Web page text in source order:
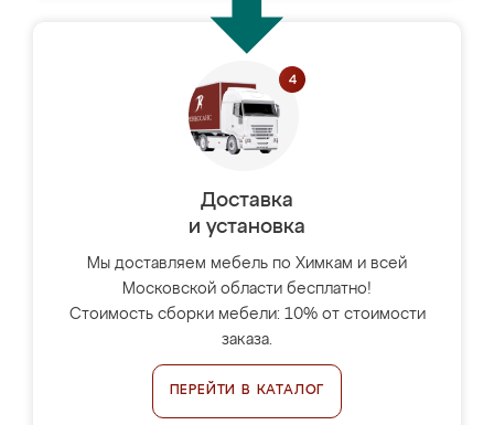
Доставка
и установка
Мы доставляем мебель по Химкам и всей
Московской области бесплатно!
Стоимость сборки мебели: 10% от стоимости
заказа.
ПЕРЕЙТИ В КАТАЛОГ